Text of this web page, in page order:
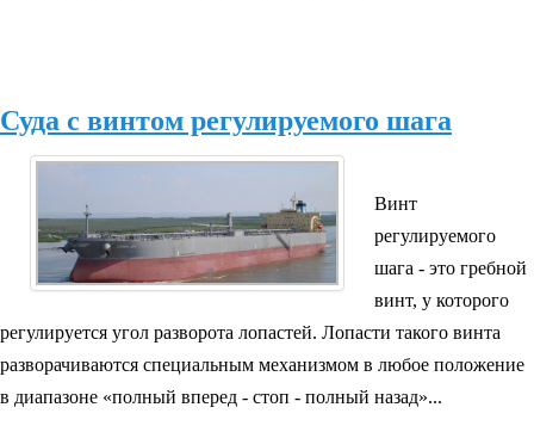
Суда с винтом регулируемого шага
Винт
регулируемого
шага - это гребной
винт, у которого
регулируется угол разворота лопастей. Лопасти такого винта
разворачиваются специальным механизмом в любое положение
в диапазоне «полный вперед - стоп - полный назад»...